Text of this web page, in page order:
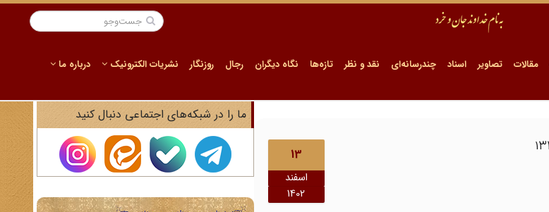
مقالات تصاویر اسناد چندرسانه‌ای نقد و نظر تازه‌ها نگاه دیگران رجال روزنگار نشریات الکترونیک درباره ما
13
اسفند
1402
ما را در شبکه‌های اجتماعی دنبال کنید